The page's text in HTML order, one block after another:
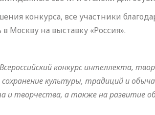
конкурса, все участники
Москву на выставку «Россия».
конкурс интеллекта,
культуры, традиций и
и творчества, а также на развитие